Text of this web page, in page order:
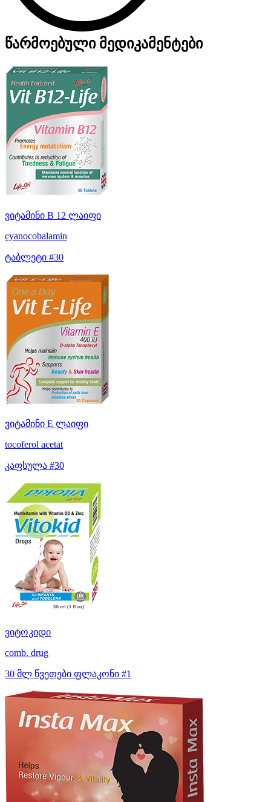
წარმოებული მედიკამენტები
ვიტამინი B 12 ლაიფი
cyanocobalamin
ტაბლეტი #30
ვიტამინი E ლაიფი
tocoferol acetat
კაფსულა #30
ვიტოკიდი
comb. drug
30 მლ წვეთები ფლაკონი #1